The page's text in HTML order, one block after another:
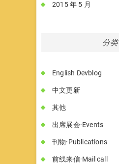
2015 年 5 月
分类
English Devblog
中文更新
其他
出席展会·Events
刊物·Publications
前线来信·Mail call